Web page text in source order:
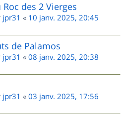
des 2 Vierges
jpr31 « 10 janv. 2025, 20:45
de Palamos
jpr31 « 08 janv. 2025, 20:38
jpr31 « 03 janv. 2025, 17:56